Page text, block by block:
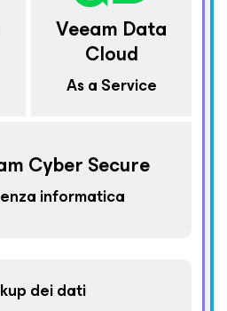
Veeam Data
Cloud
As a Service
Cyber Secure
informatica
dei dati